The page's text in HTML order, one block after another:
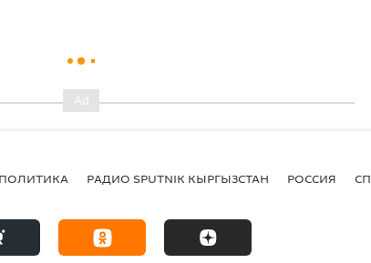
ПОЛИТИКА РАДИО SPUTNIK КЫРГЫЗСТАН РОССИЯ